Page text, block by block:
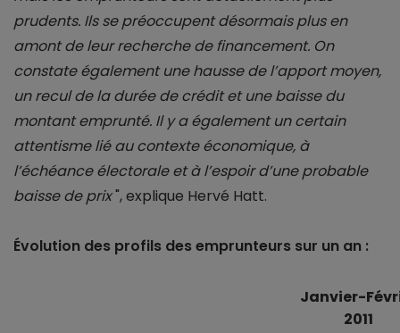
prudents. Ils se préoccupent désormais plus en
amont de leur recherche de financement. On
constate également une hausse de l’apport moyen,
un recul de la durée de crédit et une baisse du
montant emprunté. Il y a également un certain
attentisme lié au contexte économique, à
l’échéance électorale et à l’espoir d’une probable
baisse de prix", explique Hervé Hatt.
Évolution des profils des emprunteurs sur un an :
Janvier-
2011